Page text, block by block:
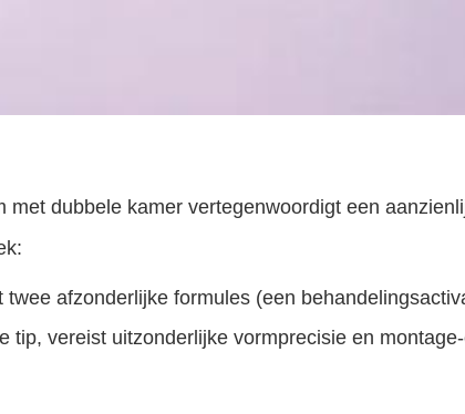
dubbele kamer vertegenwoordigt een
afzonderlijke formules (een
tip, vereist uitzonderlijke vormprecisie en